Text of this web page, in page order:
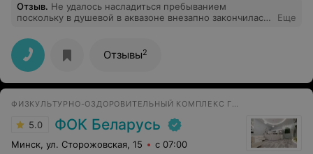
Отзыв. Не удалось насладиться пребыванием
поскольку в душевой в аквазоне внезапно закончилась
холодной, то вас это не должно смущать. Остальным
не рекомендую !
Еще
Отзывы2
ФИЗКУЛЬТУРНО-ОЗДОРОВИТЕЛЬНЫЙ КОМПЛЕКС ГОСТИНИЦЫ
5.0 ФОК Беларусь
Минск, ул. Сторожовская, 15 с 07:00